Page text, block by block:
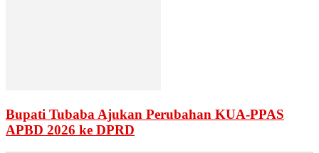
Bupati Tubaba Ajukan Perubahan KUA-PPAS
APBD 2026 ke DPRD